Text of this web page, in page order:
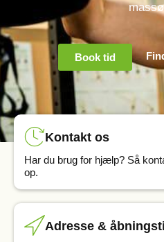
Book tid
Kontakt os
Har du brug for hjælp? Så
op.
Adresse &